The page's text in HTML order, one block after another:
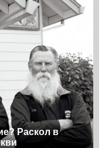
Раскол в